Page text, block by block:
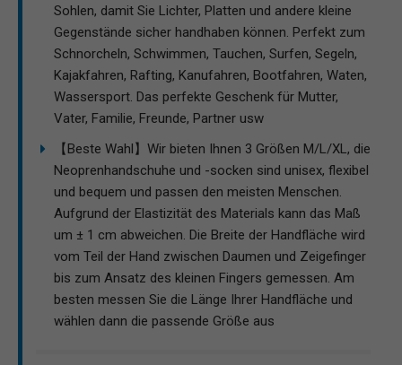
Sohlen, damit Sie Lichter, Platten und andere kleine
Gegenstände sicher handhaben können. Perfekt zum
Schnorcheln, Schwimmen, Tauchen, Surfen, Segeln,
Kajakfahren, Rafting, Kanufahren, Bootfahren, Waten,
Wassersport. Das perfekte Geschenk für Mutter,
Vater, Familie, Freunde, Partner usw
【Beste Wahl】Wir bieten Ihnen 3 Größen M/L/XL, die
Neoprenhandschuhe und -socken sind unisex, flexibel
und bequem und passen den meisten Menschen.
Aufgrund der Elastizität des Materials kann das Maß
um ± 1 cm abweichen. Die Breite der Handfläche wird
vom Teil der Hand zwischen Daumen und Zeigefinger
bis zum Ansatz des kleinen Fingers gemessen. Am
besten messen Sie die Länge Ihrer Handfläche und
wählen dann die passende Größe aus